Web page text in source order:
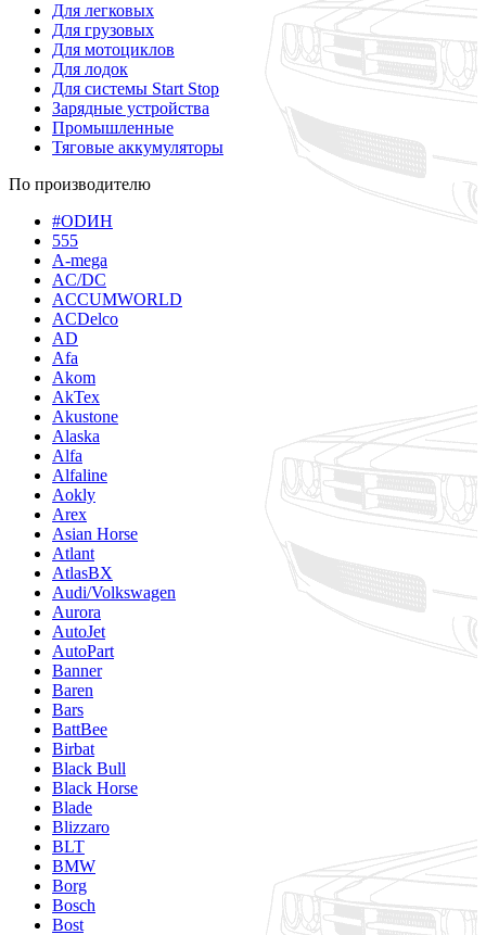
Для легковых
Для грузовых
Для мотоциклов
Для лодок
Для системы Start Stop
Зарядные устройства
Промышленные
Тяговые аккумуляторы
По производителю
#ODИН
555
A-mega
AC/DC
ACCUMWORLD
ACDelco
AD
Afa
Akom
AkTex
Akustone
Alaska
Alfa
Alfaline
Aokly
Arex
Asian Horse
Atlant
AtlasBX
Audi/Volkswagen
Aurora
AutoJet
AutoPart
Banner
Baren
Bars
BattBee
Birbat
Black Bull
Black Horse
Blade
Blizzaro
BLT
BMW
Borg
Bosch
Bost